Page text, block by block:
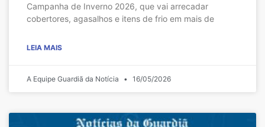
Campanha de Inverno 2026, que vai arrecadar
cobertores, agasalhos e itens de frio em mais de
LEIA MAIS
A Equipe Guardiã da Notícia 16/05/2026